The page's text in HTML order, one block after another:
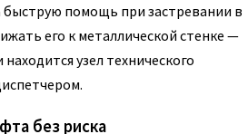
помощь при застревании в
его к металлической стенке —
узел технического
без риска